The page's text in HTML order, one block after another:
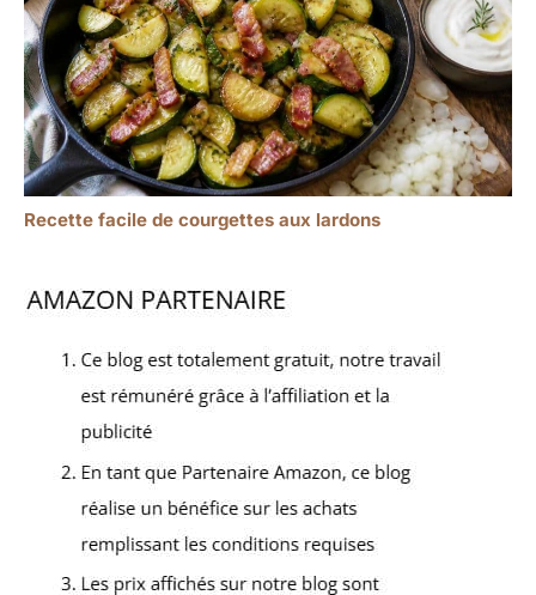
Recette facile de courgettes aux lardons